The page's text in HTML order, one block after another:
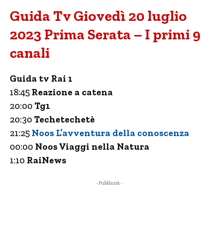
Guida Tv Giovedì 20 luglio
2023 Prima Serata – I primi 9
canali
Guida tv Rai 1
18:45 Reazione a catena
20:00 Tg1
20:30 Techetechetè
21:25 Noos L’avventura della conoscenza
00:00 Noos Viaggi nella Natura
1:10 RaiNews
- Pubblicità -